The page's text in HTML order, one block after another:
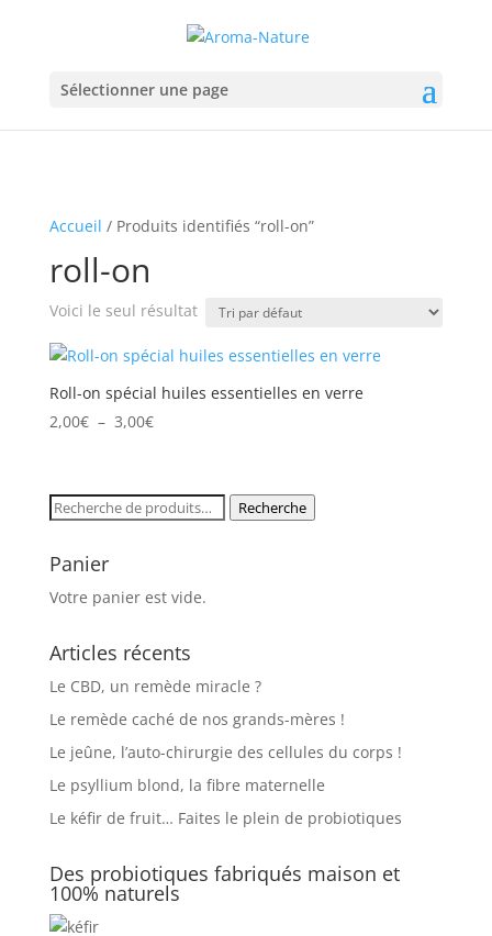
Sélectionner une page
Accueil / Produits identifiés “roll-on”
roll-on
Voici le seul résultat
Roll-on spécial huiles essentielles en verre
2,00€ – 3,00€Plage
2,00€
à
Recherche
Recherche
Panier
Votre panier est vide.
Articles récents
Le CBD, un remède miracle ?
Le remède caché de nos grands-mères !
Le jeûne, l’auto-chirurgie des cellules du corps !
Le psyllium blond, la fibre maternelle
Le kéfir de fruit… Faites le plein de probiotiques
Des probiotiques fabriqués maison et
100% naturels